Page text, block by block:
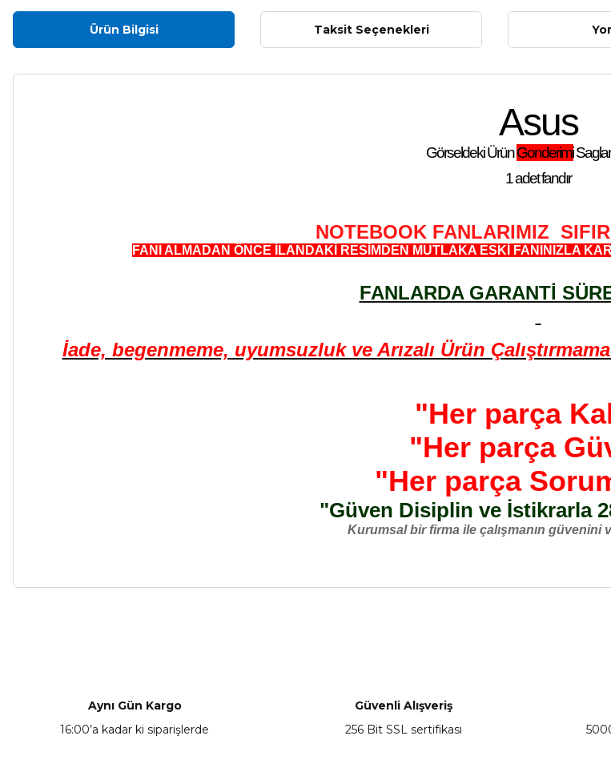
Ürün Bilgisi Taksit Seçenekleri
Asus
Görseldeki ÜrünGonderimi
1 adet fandır
NOTEBOOK FANLARIMIZ
FANI ALMADAN ÖNCE İLANDAKİ RESİMDEN MUTLAKA ESKİ FANINIZLA
FANLARDA GARANTİ
İade, begenmeme, uyumsuzluk ve Arızalı Ürün
"Her parça
"Her parça
"Her parça
"Güven Disiplin ve İstikrarla
Kurumsal bir firma ile çalışmanın güvenini
Ürün açıklamasında eksik bilgiler bulunuyor.
Ürün bilgilerinde hatalar bulunuyor.
Aynı Gün Kargo
16:00’a kadar ki siparişlerde
Güvenli Alışveriş
256 Bit SSL sertifikası